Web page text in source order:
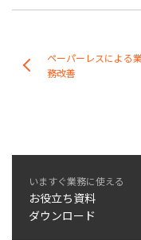
ペーパーレスによる
務改善
いますぐ業務に使える
お役立ち資料
ダウンロード